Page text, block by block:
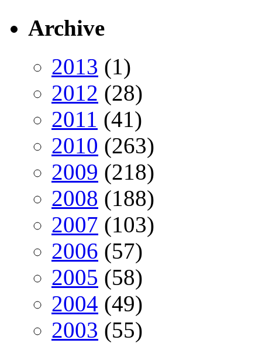
Archive
2013 (1)
2012 (28)
2011 (41)
2010 (263)
2009 (218)
2008 (188)
2007 (103)
2006 (57)
2005 (58)
2004 (49)
2003 (55)